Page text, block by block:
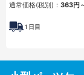
通常価格(税別)： 363円
1 日目